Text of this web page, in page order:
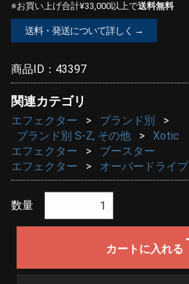
※お買い上げ合計¥33,000以上で送料無料
送料・発送について詳しく →
商品ID： 43397
関連カテゴリ
エフェクター
ブランド別
ブランド別 S-Z, その他
Xotic
エフェクター
ブースター
エフェクター
オーバードライブ
数量
カートに入れる